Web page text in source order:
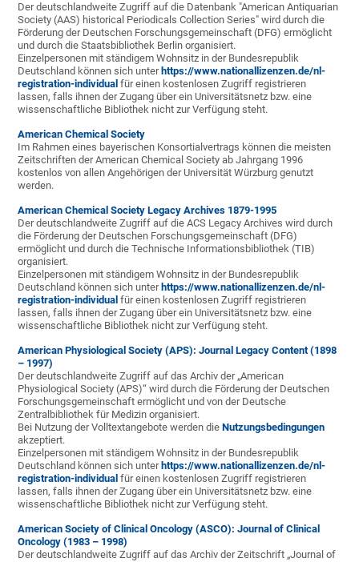
Der deutschlandweite Zugriff auf die Datenbank "American Antiquarian
Society (AAS) historical Periodicals Collection Series" wird durch die
Förderung der Deutschen Forschungsgemeinschaft (DFG) ermöglicht
und durch die Staatsbibliothek Berlin organisiert.
Einzelpersonen mit ständigem Wohnsitz in der Bundesrepublik
Deutschland können sich unter https://www.nationallizenzen.de/nl-
registration-individual für einen kostenlosen Zugriff registrieren
lassen, falls ihnen der Zugang über ein Universitätsnetz bzw. eine
wissenschaftliche Bibliothek nicht zur Verfügung steht.
American Chemical Society
Im Rahmen eines bayerischen Konsortialvertrags können die meisten
Zeitschriften der American Chemical Society ab Jahrgang 1996
kostenlos von allen Angehörigen der Universität Würzburg genutzt
werden.
American Chemical Society Legacy Archives 1879-1995
Der deutschlandweite Zugriff auf die ACS Legacy Archives wird durch
die Förderung der Deutschen Forschungsgemeinschaft (DFG)
ermöglicht und durch die Technische Informationsbibliothek (TIB)
organisiert.
Einzelpersonen mit ständigem Wohnsitz in der Bundesrepublik
Deutschland können sich unter https://www.nationallizenzen.de/nl-
registration-individual für einen kostenlosen Zugriff registrieren
lassen, falls ihnen der Zugang über ein Universitätsnetz bzw. eine
wissenschaftliche Bibliothek nicht zur Verfügung steht.
American Physiological Society (APS): Journal Legacy Content (1898
– 1997)
Der deutschlandweite Zugriff auf das Archiv der „American
Physiological Society (APS)“ wird durch die Förderung der Deutschen
Forschungsgemeinschaft ermöglicht und von der Deutsche
Zentralbibliothek für Medizin organisiert.
Bei Nutzung der Volltextangebote werden dieNutzungsbedingungen
akzeptiert.
Einzelpersonen mit ständigem Wohnsitz in der Bundesrepublik
Deutschland können sich unter https://www.nationallizenzen.de/nl-
registration-individual für einen kostenlosen Zugriff registrieren
lassen, falls ihnen der Zugang über ein Universitätsnetz bzw. eine
wissenschaftliche Bibliothek nicht zur Verfügung steht.
American Society of Clinical Oncology (ASCO): Journal of Clinical
Oncology (1983 – 1998)
Der deutschlandweite Zugriff auf das Archiv der Zeitschrift „Journal of